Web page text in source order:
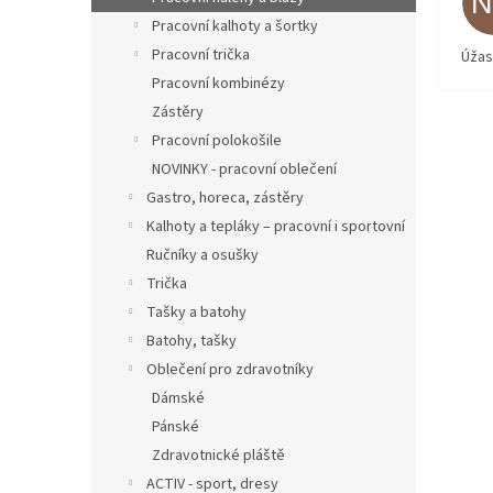
Pracovní kalhoty a šortky
Pracovní trička
Pracovní kombinézy
Zástěry
Pracovní polokošile
NOVINKY - pracovní oblečení
Gastro, horeca, zástěry
Kalhoty a tepláky – pracovní i sportovní
Ručníky a osušky
Trička
Tašky a batohy
Batohy, tašky
Oblečení pro zdravotníky
Dámské
Pánské
Zdravotnické pláště
ACTIV - sport, dresy